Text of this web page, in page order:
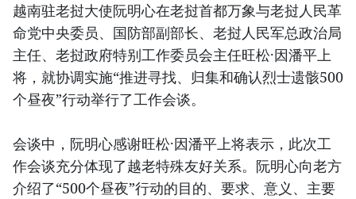
越南驻老挝大使阮明心在老挝首都万象与老挝人民革
命党中央委员、国防部副部长、老挝人民军总政治局
主任、老挝政府特别工作委员会主任旺松·因潘平上
将，就协调实施“推进寻找、归集和确认烈士遗骸500
个昼夜”行动举行了工作会谈。
会谈中，阮明心感谢旺松·因潘平上将表示，此次工
作会谈充分体现了越老特殊友好关系。阮明心向老方
介绍了“500个昼夜”行动的目的、要求、意义、主要